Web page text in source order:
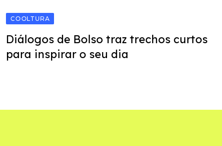
COOLTURA
Diálogos de Bolso traz trechos curtos
para inspirar o seu dia